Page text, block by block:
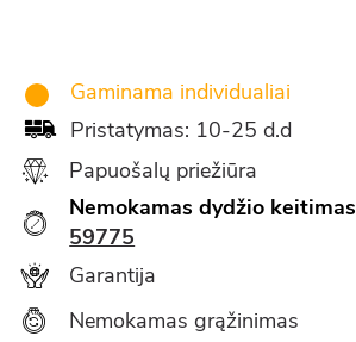
Gaminama individualiai
Pristatymas: 10-25 d.d
Papuošalų priežiūra
Nemokamas dydžio keitimas
59775
Garantija
Nemokamas grąžinimas